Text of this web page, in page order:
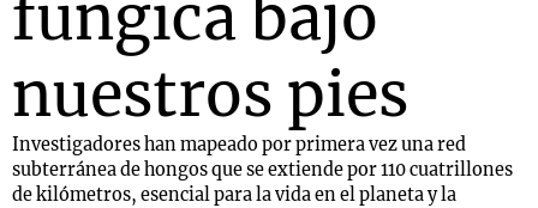
fúngica bajo
nuestros pies
Investigadores han mapeado por primera vez una red
subterránea de hongos que se extiende por 110 cuatrillones
de kilómetros, esencial para la vida en el planeta y la